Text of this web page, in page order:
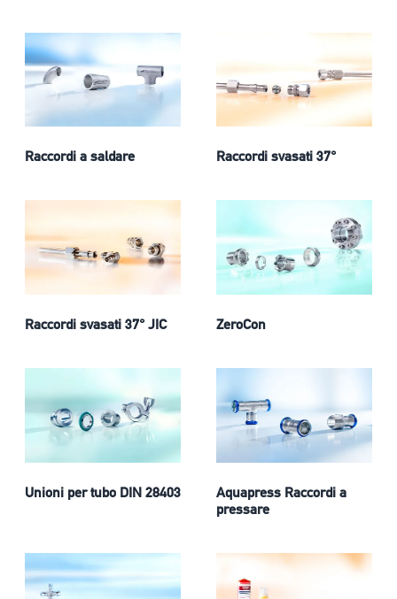
Raccordi a saldare Raccordi svasati 37°
Raccordi svasati 37° JIC ZeroCon
Unioni per tubo DIN 28403
Aquapress Raccordi a
pressare